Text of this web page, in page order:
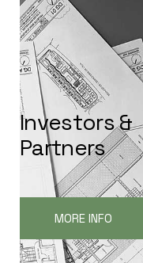
Investors&
Partners
MORE INFO